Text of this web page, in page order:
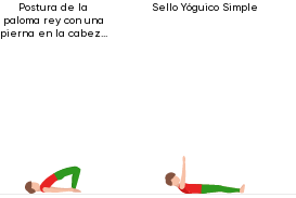
Postura de la
paloma rey con una
pierna en la cabeza
Sello Yóguico Simple